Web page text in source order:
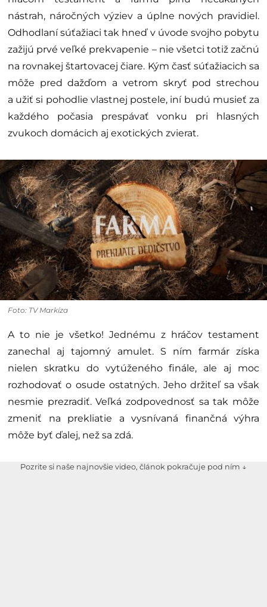
nástrah, náročných výziev a úplne nových pravidiel.
Odhodlaní súťažiaci tak hneď v úvode svojho pobytu
zažijú prvé veľké prekvapenie – nie všetci totiž začnú
na rovnakej štartovacej čiare. Kým časť súťažiacich sa
môže pred dažďom a vetrom skryť pod strechou
a užiť si pohodlie vlastnej postele, iní budú musieť za
každého počasia prespávať vonku pri hlasných
zvukoch domácich aj exotických zvierat.
Foto: TV Markíza
A to nie je všetko! Jednému z hráčov testament
zanechal aj tajomný amulet. S ním farmár získa
nielen skratku do vytúženého finále, ale aj moc
rozhodovať o osude ostatných. Jeho držiteľ sa však
nesmie prezradiť. Veľká zodpovednosť sa tak môže
zmeniť na prekliatie a vysnívaná finančná výhra
môže byť ďalej, než sa zdá.
Pozrite si naše najnovšie video, článok pokračuje pod ním ↓